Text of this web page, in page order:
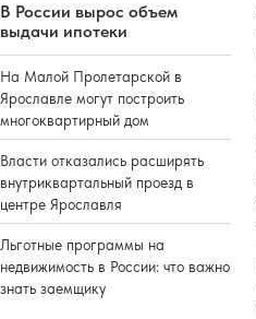
В России вырос объем
выдачи ипотеки
На Малой Пролетарской в
Ярославле могут построить
многоквартирный дом
Власти отказались расширять
внутриквартальный проезд в
центре Ярославля
Льготные программы на
недвижимость в России: что важно
знать заемщику